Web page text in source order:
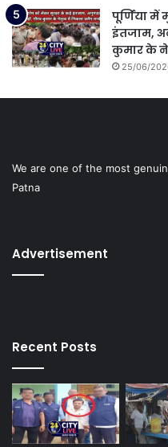
पूर्णिया में
इंतजाम,
कुमार के
25/06/
We are one of the most
Patna
Advertisement
Recent Posts